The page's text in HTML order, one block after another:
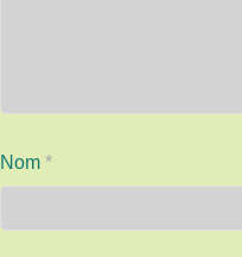
Nom *